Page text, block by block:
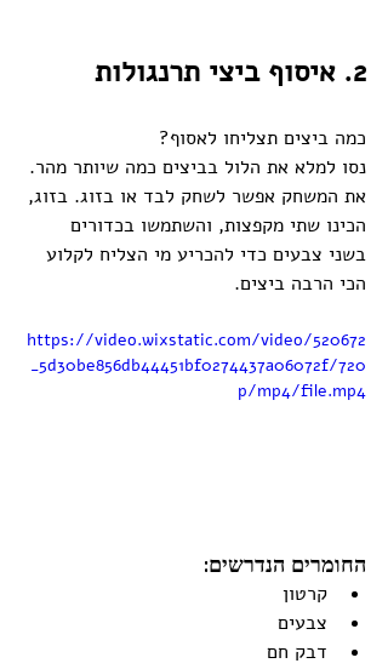
2. איסוף ביצי תרנגולות
כמה ביצים תצליחו לאסוף?
נסו למלא את הלול בביצים כמה שיותר מהר.
את המשחק אפשר לשחק לבד או בזוג. בזוג,
הכינו שתי מקפצות, והשתמשו בכדורים
בשני צבעים כדי להכריע מי הצליח לקלוע
הכי הרבה ביצים.
https://video.wixstatic.com/video/520672
_5d30be856db44451bf0274437a06072f/720
p/mp4/file.mp4
החומרים הנדרשים:
קרטון
צבעים
דבק חם